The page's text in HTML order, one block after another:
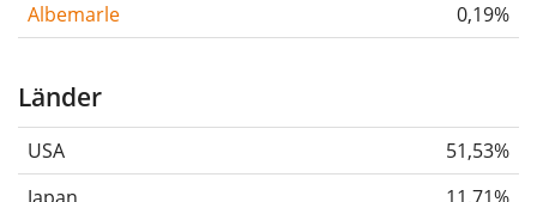
Albemarle
0,19%
Länder
USA
51,53%